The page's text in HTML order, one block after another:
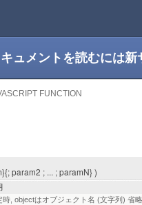
ュメントを読むには
FUNCTION
param2 ; ... ; paramN} )
時, objectはオブジェクト名 (文字列) 省